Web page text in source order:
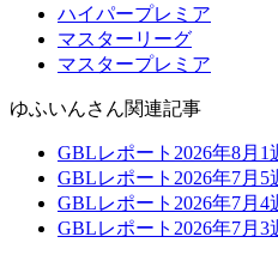
ハイパープレミア
マスターリーグ
マスタープレミア
ゆふいんさん関連記事
GBLレポート2026年8月1
GBLレポート2026年7月5
GBLレポート2026年7月4
GBLレポート2026年7月3